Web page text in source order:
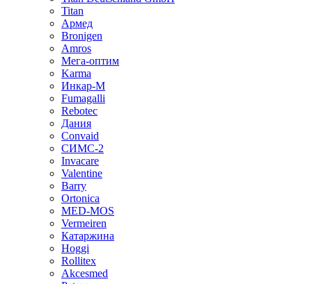
Titan
Армед
Bronigen
Amros
Мега-оптим
Karma
Инкар-М
Fumagalli
Rebotec
Дания
Convaid
СИМС-2
Invacare
Valentine
Barry
Ortonica
MED-MOS
Vermeiren
Катаржина
Hoggi
Rollitex
Akcesmed